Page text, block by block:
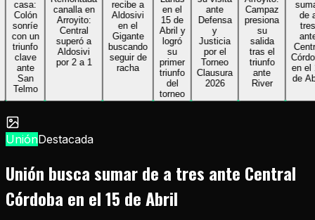
casa:
Colón
sonríe
un
triunfo
clave
ante
San
Telmo
canalla en
Arroyito:
Central
superó a
Aldosivi
por 2 a 1
recibe a
Aldosivi
en el
Gigante
buscando
seguir de
racha
en el
15 de
Abril y
logró
primer
triunfo
torneo
ante
Defensa
Justicia
por el
Torneo
Clausura
2026
Campaz
presiona
salida
tras el
triunfo
ante
River
sumar
de a
tres
ante
Central
Córdoba
en el 15
de Abril
UniónDestacada
Unión busca sumar de a tres ante Central
Córdoba en el 15 de Abril